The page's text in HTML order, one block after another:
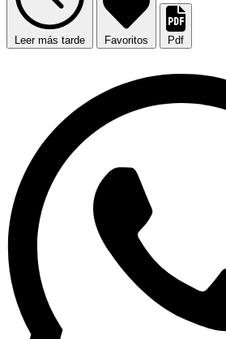
Leer más tarde Favoritos Pdf